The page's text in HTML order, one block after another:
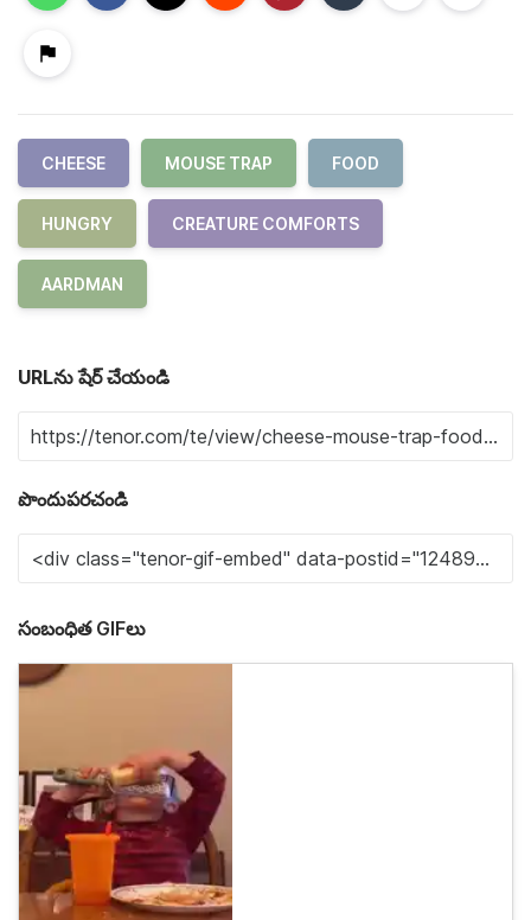
CHEESE MOUSE TRAP FOOD
HUNGRY CREATURE COMFORTS
AARDMAN
URLను షేర్ చేయండి
పొందుపరచండి
సంబంధిత GIFలు